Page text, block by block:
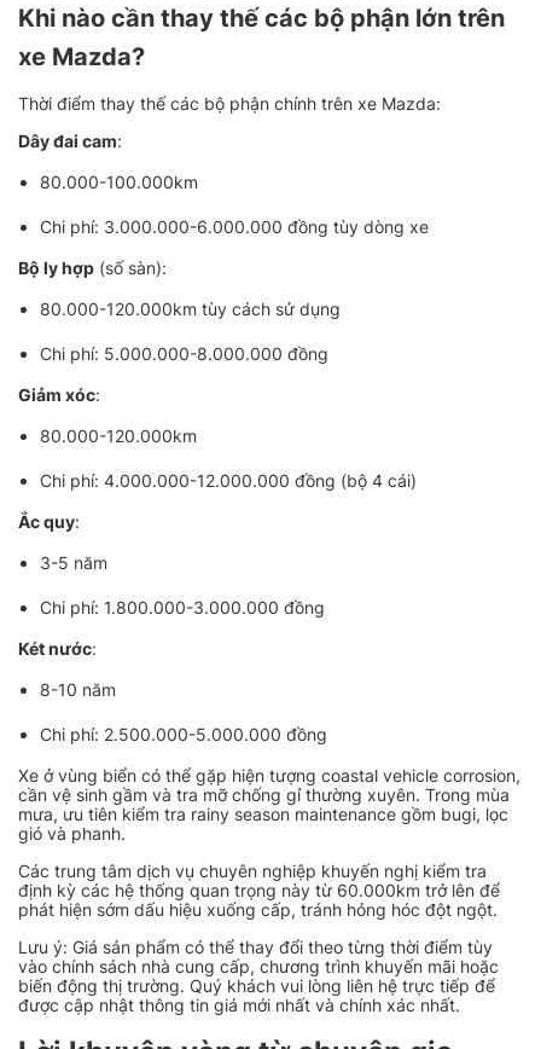
Khi nào cần thay thế các bộ phận lớn trên
xe Mazda?
Thời điểm thay thế các bộ phận chính trên xe Mazda:
Dây đai cam:
80.000-100.000km
Chi phí: 3.000.000-6.000.000 đồng tùy dòng xe
Bộ ly hợp (số sàn):
80.000-120.000km tùy cách sử dụng
Chi phí: 5.000.000-8.000.000 đồng
Giảm xóc:
80.000-120.000km
Chi phí: 4.000.000-12.000.000 đồng (bộ 4 cái)
Ắc quy:
3-5 năm
Chi phí: 1.800.000-3.000.000 đồng
Két nước:
8-10 năm
Chi phí: 2.500.000-5.000.000 đồng
Xe ở vùng biển có thể gặp hiện tượng coastal vehicle corrosion,
cần vệ sinh gầm và tra mỡ chống gỉ thường xuyên. Trong mùa
mưa, ưu tiên kiểm tra rainy season maintenance gồm bugi, lọc
gió và phanh.
Các trung tâm dịch vụ chuyên nghiệp khuyến nghị kiểm tra
định kỳ các hệ thống quan trọng này từ 60.000km trở lên để
phát hiện sớm dấu hiệu xuống cấp, tránh hỏng hóc đột ngột.
Lưu ý: Giá sản phẩm có thể thay đổi theo từng thời điểm tùy
vào chính sách nhà cung cấp, chương trình khuyến mãi hoặc
biến động thị trường. Quý khách vui lòng liên hệ trực tiếp để
được cập nhật thông tin giá mới nhất và chính xác nhất.